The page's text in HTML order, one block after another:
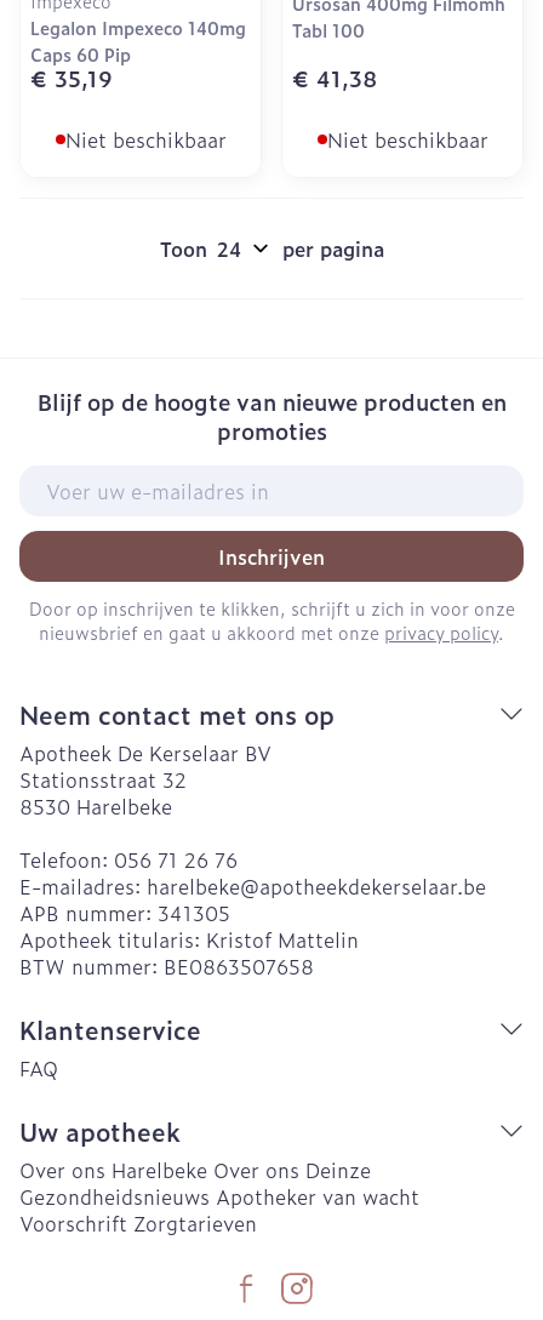
Legalon Impexeco 140mg
Caps 60 Pip
€ 35,19
Niet beschikbaar
Tabl 100
€ 41,38
Niet beschikbaar
Toon per pagina
Blijf op de hoogte van nieuwe producten en
promoties
Inschrijven
Door op inschrijven te klikken, schrijft u zich in voor onze
nieuwsbrief en gaat u akkoord met onze privacy policy.
Neem contact met ons op
Apotheek De Kerselaar BV
Stationsstraat 32
8530 Harelbeke
Telefoon: 056 71 26 76
E-mailadres: harelbeke@apotheekdekerselaar.be
APB nummer: 341305
Apotheek titularis: Kristof Mattelin
BTW nummer: BE0863507658
Klantenservice
FAQ
Uw apotheek
Over ons Harelbeke Over ons Deinze
Gezondheidsnieuws Apotheker van wacht
Voorschrift Zorgtarieven